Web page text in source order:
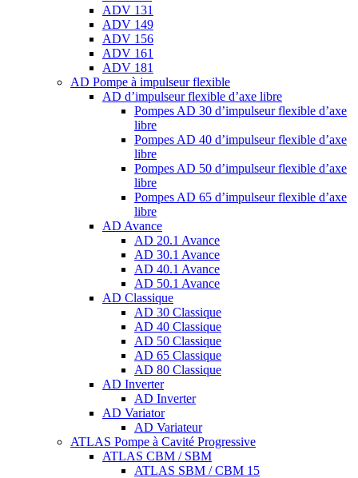
ADV 131
ADV 149
ADV 156
ADV 161
ADV 181
AD Pompe à impulseur flexible
AD d’impulseur flexible d’axe libre
Pompes AD 30 d’impulseur flexible d’axe
libre
Pompes AD 40 d’impulseur flexible d’axe
libre
Pompes AD 50 d’impulseur flexible d’axe
libre
Pompes AD 65 d’impulseur flexible d’axe
libre
AD Avance
AD 20.1 Avance
AD 30.1 Avance
AD 40.1 Avance
AD 50.1 Avance
AD Classique
AD 30 Classique
AD 40 Classique
AD 50 Classique
AD 65 Classique
AD 80 Classique
AD Inverter
AD Inverter
AD Variator
AD Variateur
ATLAS Pompe à Cavité Progressive
ATLAS CBM / SBM
ATLAS SBM / CBM 15